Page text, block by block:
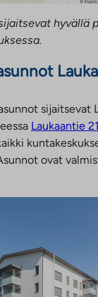
hyvällä
sijaitsevat
Laukaantie 21
ovat